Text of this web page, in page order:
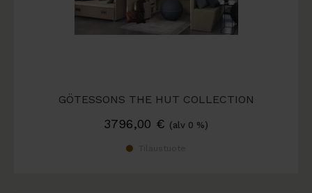
GÖTESSONS THE HUT COLLECTION
3796,00 € (alv 0 %)